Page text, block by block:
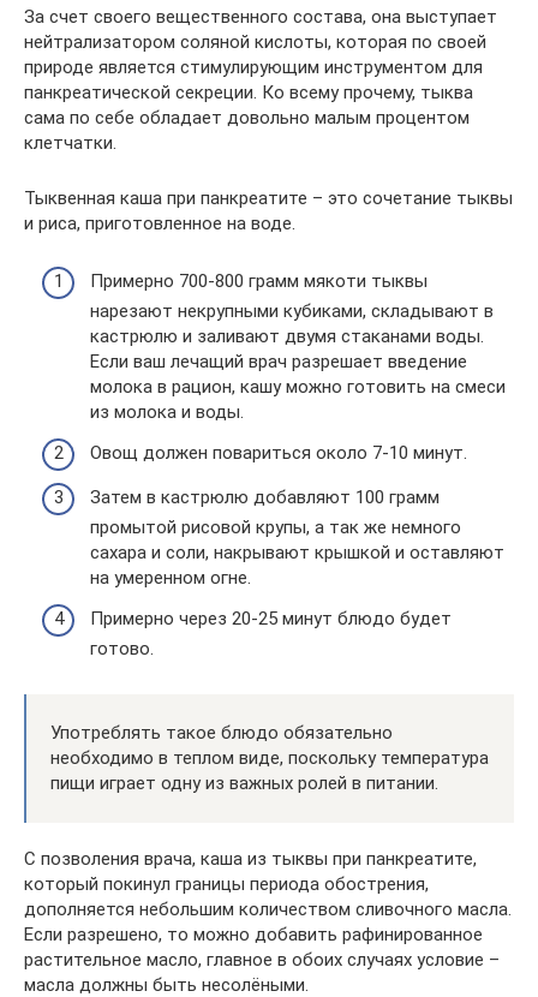
За счет своего вещественного состава, она выступает
нейтрализатором соляной кислоты, которая по своей
природе является стимулирующим инструментом для
панкреатической секреции. Ко всему прочему, тыква
сама по себе обладает довольно малым процентом
клетчатки.
Тыквенная каша при панкреатите – это сочетание тыквы
и риса, приготовленное на воде.
Примерно 700-800 грамм мякоти тыквы
нарезают некрупными кубиками, складывают в
кастрюлю и заливают двумя стаканами воды.
Если ваш лечащий врач разрешает введение
молока в рацион, кашу можно готовить на смеси
из молока и воды.
Овощ должен повариться около 7-10 минут.
Затем в кастрюлю добавляют 100 грамм
промытой рисовой крупы, а так же немного
сахара и соли, накрывают крышкой и оставляют
на умеренном огне.
Примерно через 20-25 минут блюдо будет
готово.
Употреблять такое блюдо обязательно
необходимо в теплом виде, поскольку температура
пищи играет одну из важных ролей в питании.
С позволения врача, каша из тыквы при панкреатите,
который покинул границы периода обострения,
дополняется небольшим количеством сливочного масла.
Если разрешено, то можно добавить рафинированное
растительное масло, главное в обоих случаях условие –
масла должны быть несолёными.